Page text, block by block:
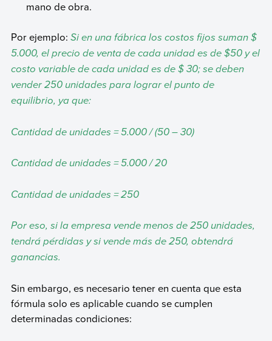
mano de obra.
Por ejemplo: Si en una fábrica los costos fijos suman $
5.000, el precio de venta de cada unidad es de $50 y el
costo variable de cada unidad es de $ 30; se deben
vender 250 unidades para lograr el punto de
equilibrio, ya que:
Cantidad de unidades = 5.000 / (50 – 30)
Cantidad de unidades = 5.000 / 20
Cantidad de unidades = 250
Por eso, si la empresa vende menos de 250 unidades,
tendrá pérdidas y si vende más de 250, obtendrá
ganancias.
Sin embargo, es necesario tener en cuenta que esta
fórmula solo es aplicable cuando se cumplen
determinadas condiciones: